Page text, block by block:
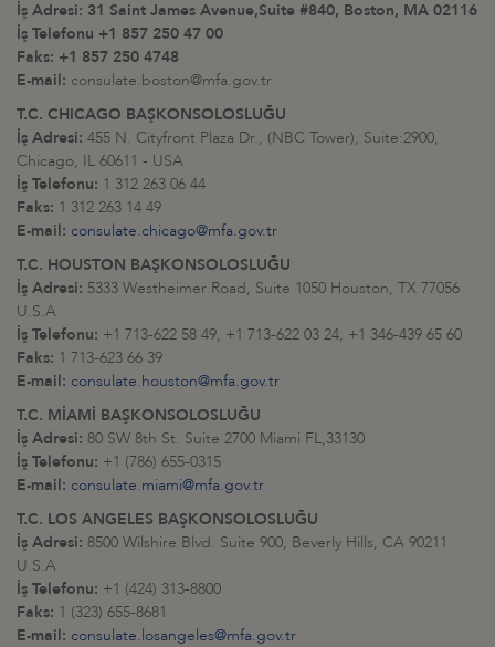
İş Adresi: 31 Saint James Avenue,Suite #840, Boston, MA 02116
İş Telefonu +1 857 250 47 00
Faks: +1 857 250 4748
E-mail: consulate.boston@mfa.gov.tr
T.C. CHICAGO BAŞKONSOLOSLUĞU
İş Adresi: 455 N. Cityfront Plaza Dr., (NBC Tower), Suite:2900,
Chicago, IL 60611 - USA
İş Telefonu: 1 312 263 06 44
Faks: 1 312 263 14 49
E-mail: consulate.chicago@mfa.gov.tr
T.C. HOUSTON BAŞKONSOLOSLUĞU
İş Adresi: 5333 Westheimer Road, Suite 1050 Houston, TX 77056
U.S.A
İş Telefonu: +1 713-622 58 49, +1 713-622 03 24, +1 346-439 65 60
Faks: 1 713-623 66 39
E-mail: consulate.houston@mfa.gov.tr
T.C. MİAMİ BAŞKONSOLOSLUĞU
İş Adresi: 80 SW 8th St. Suite 2700 Miami FL,33130
İş Telefonu: +1 (786) 655-0315
E-mail: consulate.miami@mfa.gov.tr
T.C. LOS ANGELES BAŞKONSOLOSLUĞU
İş Adresi: 8500 Wilshire Blvd. Suite 900, Beverly Hills, CA 90211
U.S.A
İş Telefonu: +1 (424) 313-8800
Faks: 1 (323) 655-8681
E-mail: consulate.losangeles@mfa.gov.tr